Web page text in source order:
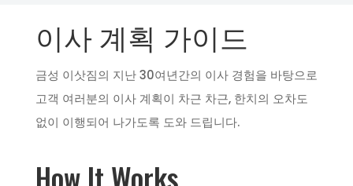
이사 계획 가이드
금성 이삿짐의 지난 30여년간의 이사 경험을 바탕으로
고객 여러분의 이사 계획이 차근 차근, 한치의 오차도
없이 이행되어 나가도록 도와 드립니다.
How It Works